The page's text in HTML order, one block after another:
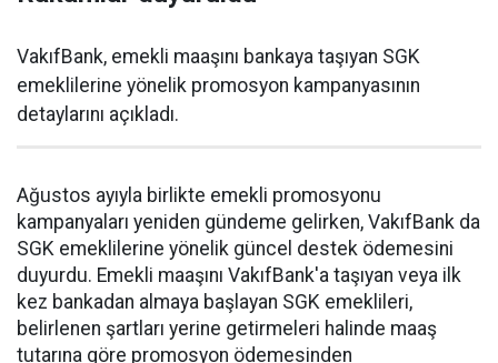
VakıfBank, emekli maaşını bankaya taşıyan SGK
emeklilerine yönelik promosyon kampanyasının
detaylarını açıkladı.
Ağustos ayıyla birlikte emekli promosyonu
kampanyaları yeniden gündeme gelirken, VakıfBank da
SGK emeklilerine yönelik güncel destek ödemesini
duyurdu. Emekli maaşını VakıfBank'a taşıyan veya ilk
kez bankadan almaya başlayan SGK emeklileri,
belirlenen şartları yerine getirmeleri halinde maaş
tutarına göre promosyon ödemesinden